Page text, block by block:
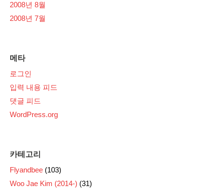
2008년 8월
2008년 7월
메타
로그인
입력 내용 피드
댓글 피드
WordPress.org
카테고리
Flyandbee (103)
Woo Jae Kim (2014-) (31)